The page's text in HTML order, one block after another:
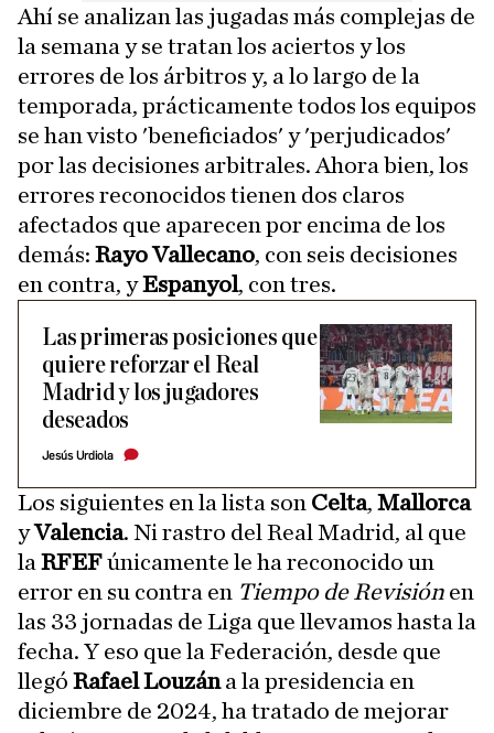
Ahí se analizan las jugadas más complejas de
la semana y se tratan los aciertos y los
errores de los árbitros y, a lo largo de la
temporada, prácticamente todos los equipos
se han visto 'beneficiados' y 'perjudicados'
por las decisiones arbitrales. Ahora bien, los
errores reconocidos tienen dos claros
afectados que aparecen por encima de los
demás: Rayo Vallecano, con seis decisiones
en contra, yEspanyol, con tres.
Las primeras posiciones que
quiere reforzar el Real
Madrid y los jugadores
deseados
Jesús Urdiola
Los siguientes en la lista son Celta, Mallorca
yValencia. Ni rastro del Real Madrid, al que
la RFEFúnicamente le ha reconocido un
error en su contra en Tiempo de Revisión en
las 33 jornadas de Liga que llevamos hasta la
fecha. Y eso que la Federación, desde que
llegó Rafael Louzána la presidencia en
diciembre de 2024, ha tratado de mejorar